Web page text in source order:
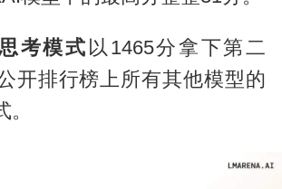
考模式 以1465分拿下第二
开排行榜上所有其他模型的